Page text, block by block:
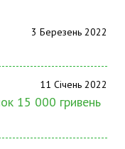
3 Березень 2022
11 Січень 2022
15 000 гривень